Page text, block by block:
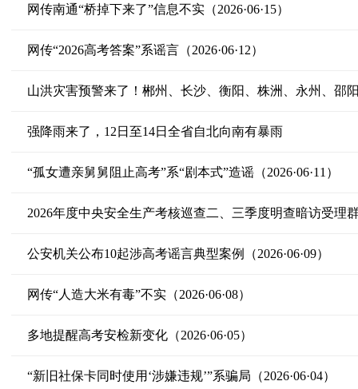
网传南通“桥掉下来了”信息不实（2026·06·15）
网传“2026高考答案”系谣言（2026·06·12）
山洪灾害预警来了！郴州、长沙、衡阳、株洲、永州、邵
强降雨来了，12日至14日全省自北向南有暴雨
“孤女遭亲舅舅阻止高考”系“剧本式”造谣（2026·06·11）
公安机关公布10起涉高考谣言典型案例（2026·06·09）
网传“人造大米有毒”不实（2026·06·08）
多地提醒高考安检新变化（2026·06·05）
“新旧社保卡同时使用‘涉嫌违规’”系骗局（2026·06·04）